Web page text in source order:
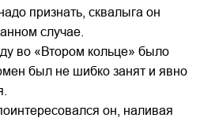
признать, сквалыга он
случае.
во «Втором кольце» было
был не шибко занят и явно
он, наливая